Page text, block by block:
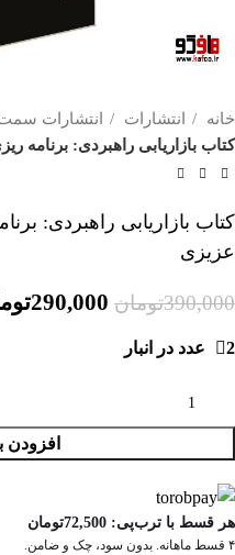
خانه انتشارات
انتشارات
کتاب بازاریابی راهبردی: برنامه
کتاب بازاریابی راهبردی:
عزیزی
390,000تومان 290,000
2 عدد در انبار
افزودن
هر قسط با ترب‌پی: 72,500تومان
۴ قسط ماهانه. بدون سود، چک و ضامن.